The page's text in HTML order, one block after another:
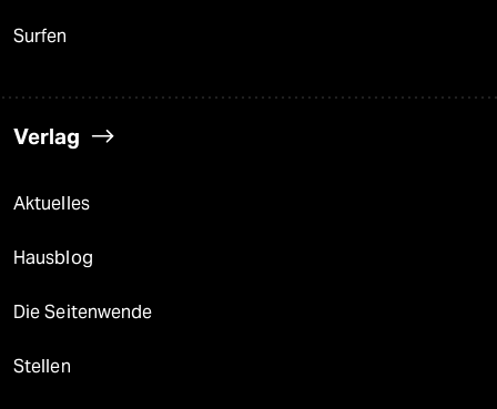
Surfen
Verlag
Aktuelles
Hausblog
Die Seitenwende
Stellen